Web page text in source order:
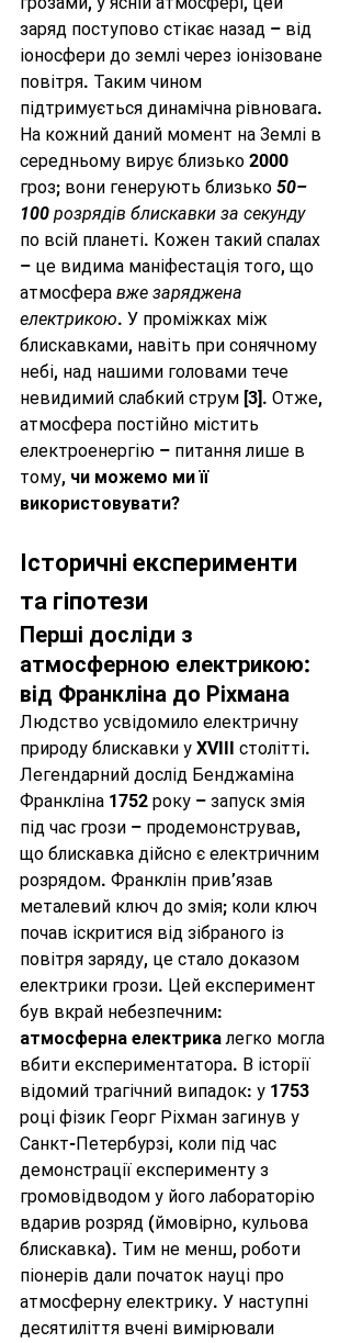
заряд поступово стікає назад – від
іоносфери до землі через іонізоване
повітря. Таким чином
підтримується динамічна рівновага.
На кожний даний момент на Землі в
середньому вирує близько 2000
гроз; вони генерують близько 50–
100 розрядів блискавки за секунду
по всій планеті. Кожен такий спалах
– це видима маніфестація того, що
атмосфера вже заряджена
електрикою. У проміжках між
блискавками, навіть при сонячному
небі, над нашими головами тече
невидимий слабкий струм [3]. Отже,
атмосфера постійно містить
електроенергію – питання лише в
тому, чи можемо ми її
використовувати?
Історичні експерименти
та гіпотези
Перші досліди з
атмосферною електрикою:
від Франкліна до Ріхмана
Людство усвідомило електричну
природу блискавки у XVIII столітті.
Легендарний дослід Бенджаміна
Франкліна 1752 року – запуск змія
під час грози – продемонстрував,
що блискавка дійсно є електричним
розрядом. Франклін прив’язав
металевий ключ до змія; коли ключ
почав іскритися від зібраного із
повітря заряду, це стало доказом
електрики грози. Цей експеримент
був вкрай небезпечним:
атмосферна електрика легко могла
вбити експериментатора. В історії
відомий трагічний випадок: у 1753
році фізик Георг Ріхман загинув у
Санкт-Петербурзі, коли під час
демонстрації експерименту з
громовідводом у його лабораторію
вдарив розряд (ймовірно, кульова
блискавка). Тим не менш, роботи
піонерів дали початок науці про
атмосферну електрику. У наступні
десятиліття вчені вимірювали